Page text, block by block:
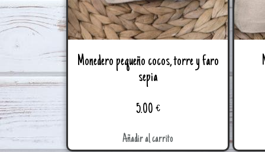
Monedero pequeño cocos, torre y faro
sepia
5.00 €
Añadir al carrito